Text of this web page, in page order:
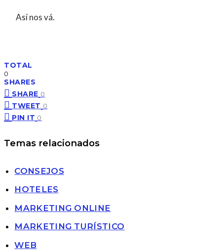
Así nos vá.
TOTAL
0
SHARES
SHARE 0
TWEET 0
PIN IT 0
Temas relacionados
CONSEJOS
HOTELES
MARKETING ONLINE
MARKETING TURÍSTICO
WEB